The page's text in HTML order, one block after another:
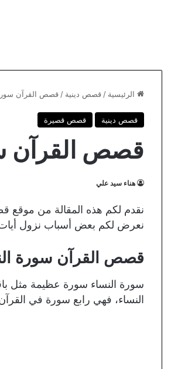
الرئيسية / قصص دينية / قصص القرآن
قصص دينية قصص قصيرة
قصص القرآن
هناء سيد علي
نقدم لكم هذه المقالة من
نعرض لكم بعض أسباب نزول أيات
قصص القرآن سورة
سورة النساء سورة عظيمة مثل
النساء، فهي رابع سورة في